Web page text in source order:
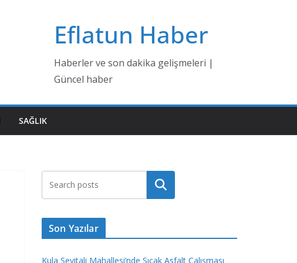
Eflatun Haber
Haberler ve son dakika gelişmeleri |
Güncel haber
SAĞLIK
Ara
Son Yazılar
Kula Seyitali Mahallesi’nde Sıcak Asfalt Çalışması